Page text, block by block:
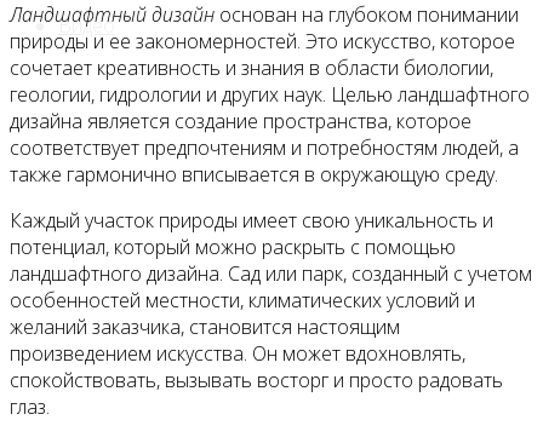
Видео
Ландшафтный дизайн основан на глубоком понимании
природы и ее закономерностей. Это искусство, которое
сочетает креативность и знания в области биологии,
геологии, гидрологии и других наук. Целью ландшафтного
дизайна является создание пространства, которое
соответствует предпочтениям и потребностям людей, а
также гармонично вписывается в окружающую среду.
Каждый участок природы имеет свою уникальность и
потенциал, который можно раскрыть с помощью
ландшафтного дизайна. Сад или парк, созданный с учетом
особенностей местности, климатических условий и
желаний заказчика, становится настоящим
произведением искусства. Он может вдохновлять,
спокойствовать, вызывать восторг и просто радовать
глаз.